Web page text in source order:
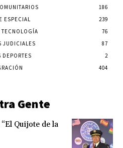
186
ESPECIAL
239
TECNOLOGÍA
76
JUDICIALES
87
DEPORTES
2
404
Gente
Quijote de la